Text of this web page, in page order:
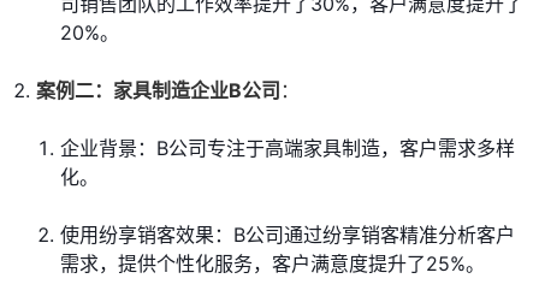
20%。
案例二：家具制造企业B公司 ：
企业背景：B公司专注于高端家具制造，客户需求多样
化。
使用纷享销客效果：B公司通过纷享销客精准分析客户
需求，提供个性化服务，客户满意度提升了25%。